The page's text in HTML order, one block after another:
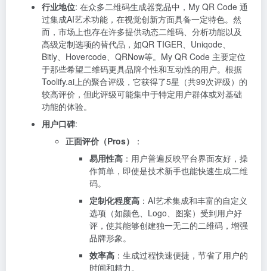
行业地位: 在众多二维码生成器竞品中，My QR Code 通
过集成AI艺术功能，在视觉创新方面具备一定特色。然
而，市场上也存在许多提供动态二维码、分析功能以及
高级定制选项的替代品，如QR TIGER、Uniqode、
Bitly、Hovercode、QRNow等。My QR Code 主要定位
于那些希望二维码更具品牌个性和互动性的用户。根据
Toolify.ai上的聚合评级，它获得了5星（共99次评级）的
较高评价，但此评级可能集中于特定用户群体或对基础
功能的体验。
用户口碑:
正面评价（Pros）
：
易用性高 ：用户普遍反映平台界面友好，操
作简单，即使是技术新手也能快速生成二维
码。
定制化程度高 ：AI艺术集成和丰富的自定义
选项（如颜色、Logo、图案）受到用户好
评，使其能够创建独一无二的二维码，增强
品牌形象。
效率高 ：生成过程快速便捷，节省了用户的
时间和精力。